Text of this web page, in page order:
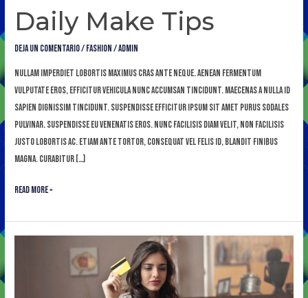
Daily Make Tips
Deja un comentario/ Fashion /admin
Nullam imperdiet lobortis maximus cras ante neque. Aenean fermentum
vulputate eros, efficitur vehicula nunc accumsan tincidunt. Maecenas a nulla id
sapien dignissim tincidunt. Suspendisse efficitur ipsum sit amet purus sodales
pulvinar. Suspendisse eu venenatis eros. Nunc facilisis diam velit, non facilisis
justo lobortis ac. Etiam ante tortor, consequat vel felis id, blandit finibus
magna. Curabitur […]
Read More »